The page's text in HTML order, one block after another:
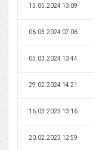
13.05.2024 13:09
06.03.2024 07:06
05.03.2024 13:44
29.02.2024 14:21
16.03.2023 13:16
20.02.2023 12:59